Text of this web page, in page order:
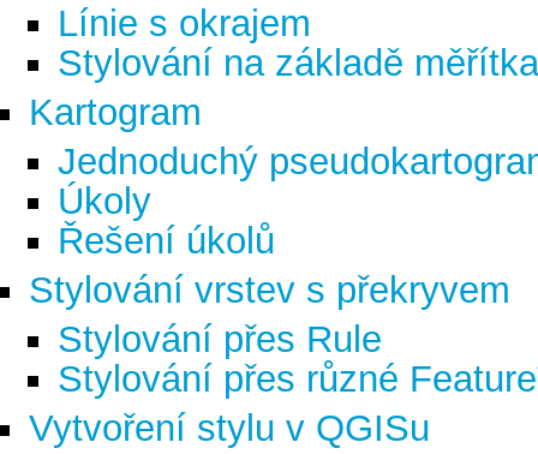
Línie s okrajem
Stylování na základě měřítka
Kartogram
Jednoduchý
Úkoly
Řešení úkolů
Stylování vrstev s překryvem
Stylování přes Rule
Stylování přes různé
Vytvoření stylu v QGISu